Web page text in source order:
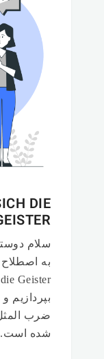
DIE
سلام
بپردازیم
ضرب المثل
شده است.